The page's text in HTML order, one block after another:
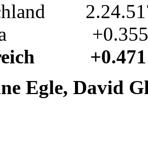
+0.471
Egle, David